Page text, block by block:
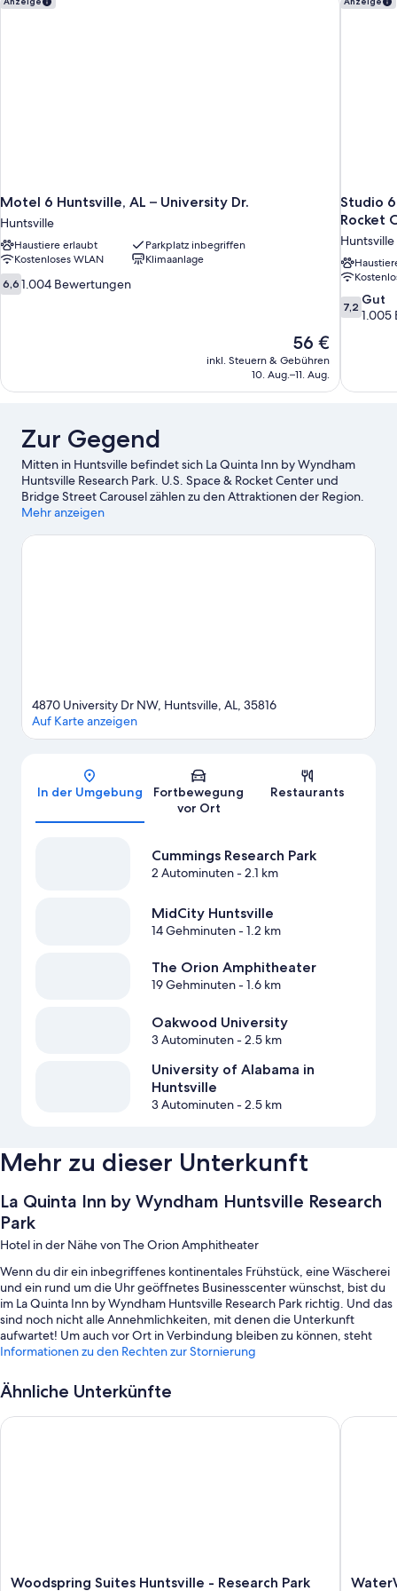
in
Motel 6 Huntsville, AL – University Dr.
Huntsville
Haustiere erlaubt
Parkplatz inbegriffen
Kostenloses WLAN
Klimaanlage
6.6
von
6,6 1.004 Bewertungen
Der
Preis
beträgt
56 €
inkl. Steuern & Gebühren
10. Aug.–11. Aug.
Studio
Rocket
Huntsville
7.2
von
7,2 Gut
1.005
Zur Gegend
Mitten in Huntsville befindet sich La Quinta Inn by Wyndham
Huntsville Research Park. U.S. Space & Rocket Center und
Bridge Street Carousel zählen zu den Attraktionen der Region.
Wer gerne shoppen geht, kommt hier auf seine Kosten: Bridge
Besuch wert sind diese beiden Highlights: Huntsville Depot
Mehr anzeigen
Karte
4870 University Dr NW, Huntsville, AL, 35816
Auf Karte anzeigen
In der Umgebung
Fortbewegung
vor Ort
Restaurants
Cummings Research Park
2 Autominuten- 2.1 km
MidCity Huntsville
14 Gehminuten- 1.2 km
The Orion Amphitheater
19 Gehminuten- 1.6 km
Oakwood University
3 Autominuten- 2.5 km
University of Alabama in
Huntsville
3 Autominuten- 2.5 km
Mehr zu dieser Unterkunft
La Quinta Inn by Wyndham Huntsville Research
Park
Hotel in der Nähe von The Orion Amphitheater
Wenn du dir ein inbegriffenes kontinentales Frühstück, eine Wäscherei
und ein rund um die Uhr geöffnetes Businesscenter wünschst, bist du
im La Quinta Inn by Wyndham Huntsville Research Park richtig. Und das
sind noch nicht alle Annehmlichkeiten, mit denen die Unterkunft
aufwartet! Um auch vor Ort in Verbindung bleiben zu können, steht
Gästen kostenloses WLAN in den Zimmern zur Verfügung.
Eine rund um die Uhr besetzte Rezeption, mehrsprachiges Personal
Bettwaren und eine Klimaanlage sowie Aufmerksamkeiten wie
Informationen zu den Rechten zur Stornierung
Ähnliche Unterkünfte
Woodspring
Woodspring Suites Huntsville - Research Park
Woodspring Suites Huntsville - Research Park